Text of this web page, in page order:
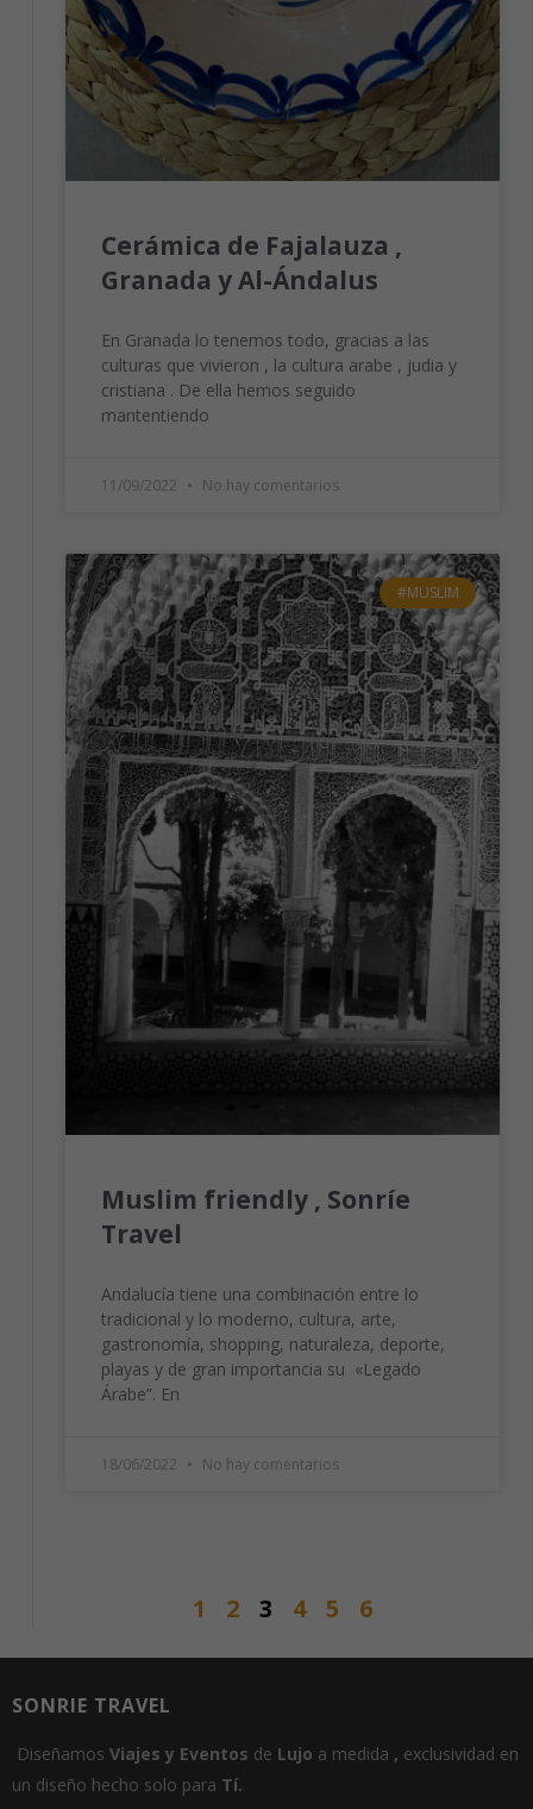
Cerámica de Fajalauza ,
Granada y Al-Ándalus
En Granada lo tenemos todo, gracias a las
culturas que vivieron , la cultura arabe , judia y
cristiana . De ella hemos seguido
mantentiendo
11/09/2022 No hay comentarios
#MUSLIM
Muslim friendly , Sonríe
Travel
Andalucía tiene una combinación entre lo
tradicional y lo moderno, cultura, arte,
gastronomía, shopping, naturaleza, deporte,
playas y de gran importancia su «Legado
Árabe”. En
18/06/2022 No hay comentarios
1 2 3 4 5 6
SONRIE TRAVEL
Diseñamos Viajes y Eventos de Lujo a medida , exclusividad en
un diseño hecho solo para Tí.